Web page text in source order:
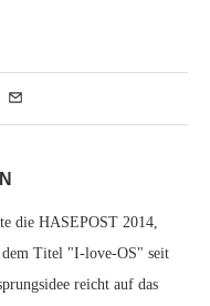
die HASEPOST 2014,
dem Titel "I-love-OS" seit
reicht auf das